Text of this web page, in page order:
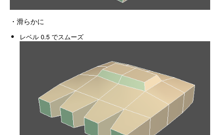
・滑らかに
レベル 0.5 でスムーズ